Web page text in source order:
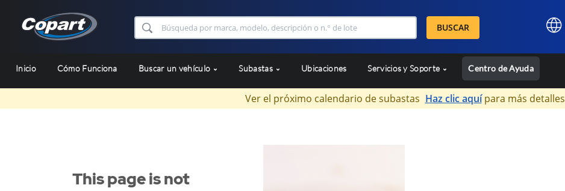
BUSCAR
Inicio Cómo Funciona Buscar un vehículo Subastas Ubicaciones Servicios y Soporte Centro de Ayuda
Ver el próximo calendario de subastas Haz clic aquípara más detalles
This page is not